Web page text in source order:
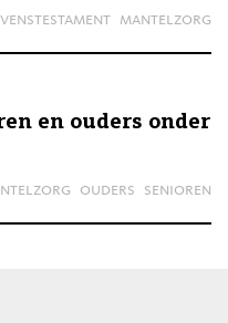
mantelzorg
en ouders onder
ouders senioren